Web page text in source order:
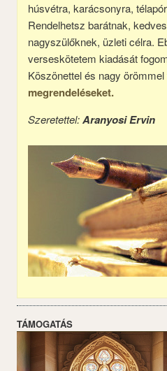
húsvétra, karácsonyra,
Rendelhetsz barátnak,
nagyszülőknek, üzleti célra.
verseskötetem kiadását
Köszönettel és nagy
megrendeléseket.
Szeretettel:Aranyosi Ervin
TÁMOGATÁS